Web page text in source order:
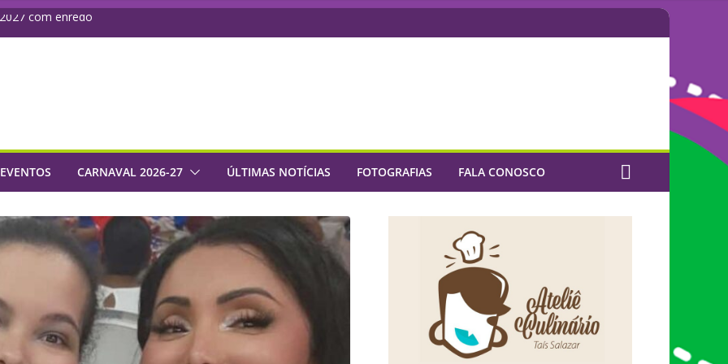
com enredo
seu samba de
com primeira
enredo que
CARNAVAL 2026-27 ÚLTIMAS NOTÍCIAS FOTOGRAFIAS FALA CONOSCO